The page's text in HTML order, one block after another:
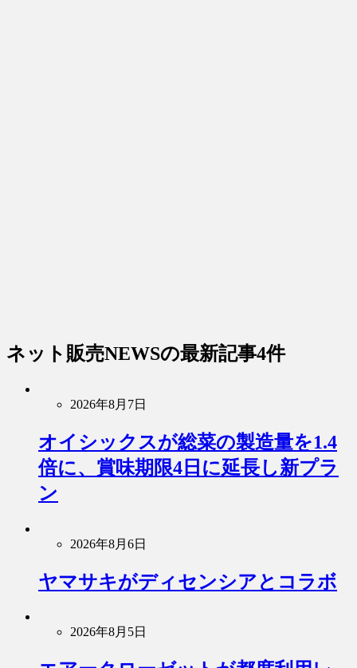
ネット販売NEWSの最新記事4件
2026年8月7日
オイシックスが総菜の製造量を1.4
倍に、賞味期限4日に延長し新プラ
ン
2026年8月6日
ヤマサキがディセンシアとコラボ
2026年8月5日